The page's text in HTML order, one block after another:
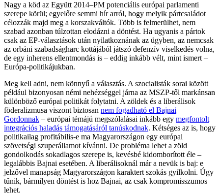
Nagy a köd az Együtt 2014–PM potenciális európai parlamenti
szerepe körül; egyelőre semmi hír arról, hogy melyik pártcsaládot
célozzák majd meg a korszakváltók. Több is felmerülhet, nem
szabad azonban túlzottan elodázni a döntést. Ha ugyanis a pártok
csak az EP-választások után nyilatkoznának az ügyben, az nemcsak
az orbáni szabadságharc kottájából játszó defenzív viselkedés volna,
de egy inherens ellentmondás is – eddig inkább vélt, mint ismert –
Európa-politikájukban.
Meg kell adni, nem könnyű a választás. A szocialisták sorai között
például bizonyosan némi nehézséggel járna az MSZP-től markánsan
különböző európai politikát folytatni. A zöldek és a liberálisok
föderalizmusa viszont biztosan nem fogadható el Bajnai
Gordonnak – európai témájú megszólalásai inkább egy megfontolt
integrációs haladás támogatásáról tanúskodnak. Kétséges az is, hogy
politikailag profitábilis-e ma Magyarországon egy európai
szövetségi szuperállamot kívánni. De probléma lehet a zöld
gondolkodás sokadlagos szerepe is, kevésbé kidomborított éle –
legalábbis Bajnai esetében. A liberálisoknál már a nevük is baj: e
jelzővel manapság Magyarországon karaktert szokás gyilkolni. Úgy
tűnik, bármilyen döntést is hoz Bajnai, az csak kompromisszumos
lehet.